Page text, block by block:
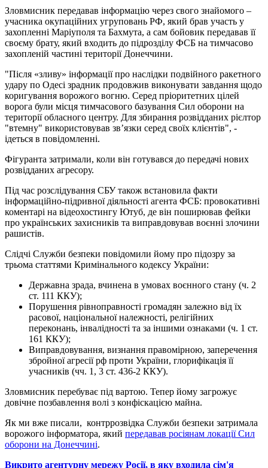
Зловмисник передавав інформацію через свого знайомого –
учасника окупаційних угруповань РФ, який брав участь у
захопленні Маріуполя та Бахмута, а сам бойовик передавав її
своєму брату, який входить до підрозділу ФСБ на тимчасово
захопленій частині території Донеччини.
"Після «зливу» інформації про наслідки подвійного ракетного
удару по Одесі зрадник продовжив виконувати завдання щодо
коригування ворожого вогню. Серед пріоритетних цілей
ворога були місця тимчасового базування Сил оборони на
території обласного центру. Для збирання розвідданих рієлтор
"втемну" використовував зв’язки серед своїх клієнтів", -
ідеться в повідомленні.
Фігуранта затримали, коли він готувався до передачі нових
розвідданих агресору.
Під час розслідування СБУ також встановила факти
інформаційно-підривної діяльності агента ФСБ: провокативні
коментарі на відеохостингу Ютуб, де він поширював фейки
про українських захисників та виправдовував воєнні злочини
рашистів.
Слідчі Служби безпеки повідомили йому про підозру за
трьома статтями Кримінального кодексу України:
Державна зрада, вчинена в умовах воєнного стану (ч. 2
ст. 111 ККУ);
Порушення рівноправності громадян залежно від їх
расової, національної належності, релігійних
переконань, інвалідності та за іншими ознаками (ч. 1 ст.
161 ККУ);
Виправдовування, визнання правомірною, заперечення
збройної агресії рф проти України, глорифікація її
учасників (чч. 1, 3 ст. 436-2 ККУ).
Зловмисник перебуває під вартою. Тепер йому загрожує
довічне позбавлення волі з конфіскацією майна.
Як ми вже писали, контррозвідка Служби безпеки затримала
ворожого інформатора, який передавав росіянам локації Сил
оборони на Донеччині.
Викрито агентурну мережу Росії, в яку входила сім'я